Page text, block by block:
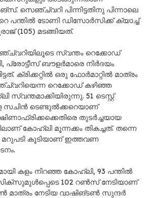
സെഞ്ച്വറി പിന്നിട്ടതിനു പിന്നാലെ
പന്തിൽ ടോണി ഡിസോർസിക്ക് ക്യാച്ച്
(105) മടങ്ങിയത്.
സ്വന്തം റെക്കോഡ്
ബൗളർമാരെ നിർദയം
ക്രിക്കറ്റിൽ ഒരു ഫോർമാറ്റിൽ മാത്രം
റെക്കോഡ് കഴിഞ്ഞ
സ്വന്തമാക്കിയിരുന്നു. 51 ടെസ്റ്റ്
ടെണ്ടുൽക്കറെയാണ്
തുടർച്ചയായ
കോഹ്ലി മൂന്നക്കം തികച്ചത്. തന്നെ
മറുപടി കൂടിയാണ് ഇത്തവണ
കളം നിറഞ്ഞ കോഹ്‌ലി, 93 പന്തിൽ
102 റൺസ് നേടിയാണ്
മാത്രം നേടിയ വാഷിങ്ടൺ സുന്ദർ